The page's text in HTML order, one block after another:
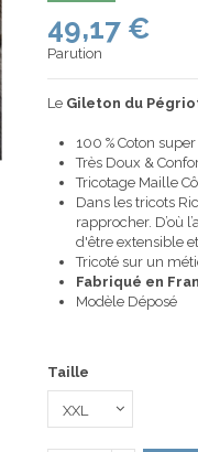
49,17 €
Parution
Le Gileton du
100 % Coton
Très Doux &
Tricotage Maille
Dans les tricots
rapprocher. D’où
d'être extensible
Tricoté sur un
Fabriqué en
Modèle Déposé
Taille